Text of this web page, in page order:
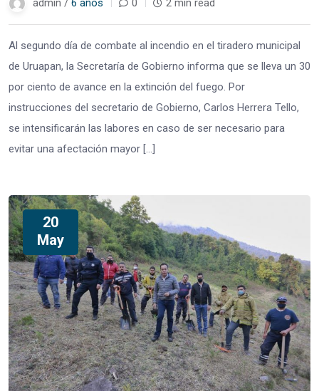
Al segundo día de combate al incendio en el tiradero municipal
de Uruapan, la Secretaría de Gobierno informa que se lleva un 30
por ciento de avance en la extinción del fuego. Por
instrucciones del secretario de Gobierno, Carlos Herrera Tello,
se intensificarán las labores en caso de ser necesario para
evitar una afectación mayor […]
20
May